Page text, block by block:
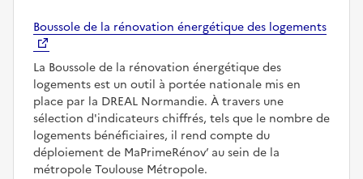
Boussole de la rénovation énergétique des logements
La Boussole de la rénovation énergétique des
logements est un outil à portée nationale mis en
place par la DREAL Normandie. À travers une
sélection d'indicateurs chiffrés, tels que le nombre de
logements bénéficiaires, il rend compte du
déploiement de MaPrimeRénov’ au sein de la
métropole Toulouse Métropole.